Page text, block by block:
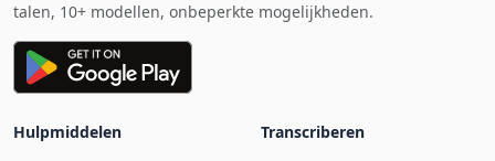
talen, 10+ modellen, onbeperkte mogelijkheden.
Hulpmiddelen
Transcriberen